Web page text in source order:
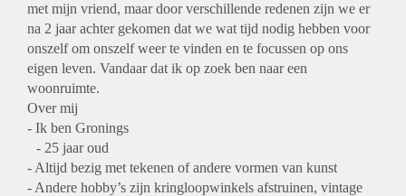
met mijn vriend, maar door verschillende redenen zijn we er
na 2 jaar achter gekomen dat we wat tijd nodig hebben voor
onszelf om onszelf weer te vinden en te focussen op ons
eigen leven. Vandaar dat ik op zoek ben naar een
woonruimte.
Over mij
- Ik ben Gronings
- 25 jaar oud
- Altijd bezig met tekenen of andere vormen van kunst
- Andere hobby’s zijn kringloopwinkels afstruinen, vintage